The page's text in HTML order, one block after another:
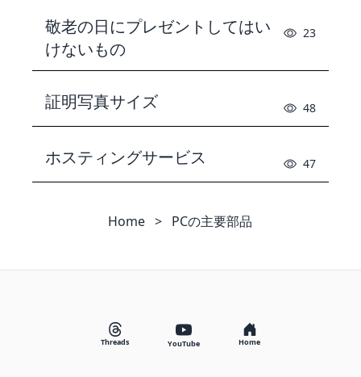
敬老の日にプレゼントしてはい
けないもの
23
証明写真サイズ 48
ホスティングサービス 47
Home > PCの主要部品
Threads YouTube Home